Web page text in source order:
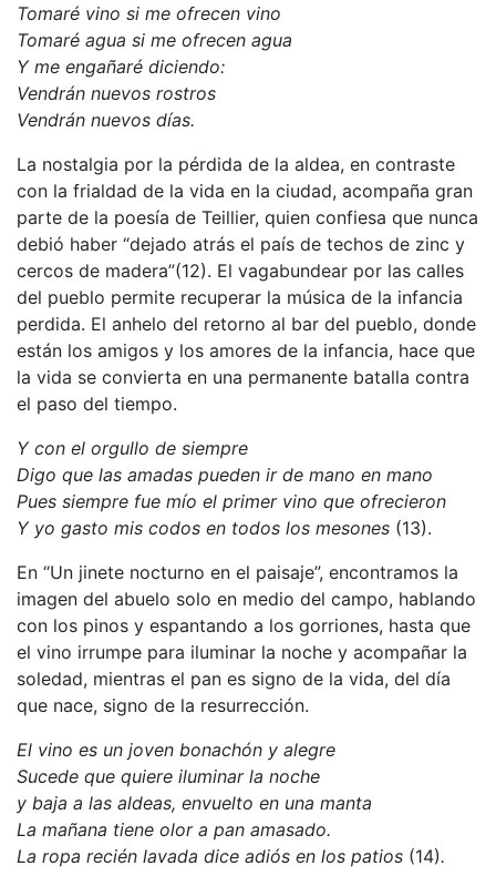
Tomaré vino si me ofrecen vino
Tomaré agua si me ofrecen agua
Y me engañaré diciendo:
Vendrán nuevos rostros
Vendrán nuevos días.
La nostalgia por la pérdida de la aldea, en contraste
con la frialdad de la vida en la ciudad, acompaña gran
parte de la poesía de Teillier, quien confiesa que nunca
debió haber “dejado atrás el país de techos de zinc y
cercos de madera”(12). El vagabundear por las calles
del pueblo permite recuperar la música de la infancia
perdida. El anhelo del retorno al bar del pueblo, donde
están los amigos y los amores de la infancia, hace que
la vida se convierta en una permanente batalla contra
el paso del tiempo.
Y con el orgullo de siempre
Digo que las amadas pueden ir de mano en mano
Pues siempre fue mío el primer vino que ofrecieron
Y yo gasto mis codos en todos los mesones (13).
En “Un jinete nocturno en el paisaje”, encontramos la
imagen del abuelo solo en medio del campo, hablando
con los pinos y espantando a los gorriones, hasta que
el vino irrumpe para iluminar la noche y acompañar la
soledad, mientras el pan es signo de la vida, del día
que nace, signo de la resurrección.
El vino es un joven bonachón y alegre
Sucede que quiere iluminar la noche
y baja a las aldeas, envuelto en una manta
La mañana tiene olor a pan amasado.
La ropa recién lavada dice adiós en los patios (14).